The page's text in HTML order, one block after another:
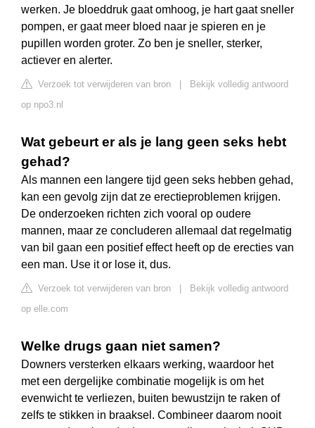
werken. Je bloeddruk gaat omhoog, je hart gaat sneller
pompen, er gaat meer bloed naar je spieren en je
pupillen worden groter. Zo ben je sneller, sterker,
actiever en alerter.
Verzoek tot verwijderen van bron
Bekijk volledig antwoord
op npo3.nl
Wat gebeurt er als je lang geen seks hebt
gehad?
Als mannen een langere tijd geen seks hebben gehad,
kan een gevolg zijn dat ze erectieproblemen krijgen.
De onderzoeken richten zich vooral op oudere
mannen, maar ze concluderen allemaal dat regelmatig
van bil gaan een positief effect heeft op de erecties van
een man. Use it or lose it, dus.
Verzoek tot verwijderen van bron
Bekijk volledig antwoord
op elle.com
Welke drugs gaan niet samen?
Downers versterken elkaars werking, waardoor het
met een dergelijke combinatie mogelijk is om het
evenwicht te verliezen, buiten bewustzijn te raken of
zelfs te stikken in braaksel. Combineer daarom nooit